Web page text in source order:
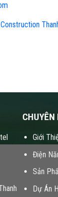
CHUYÊN
Giới
Điện
Sản
Dự Án